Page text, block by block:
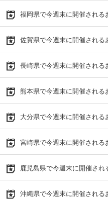
福岡県で今週末に開催される
佐賀県で今週末に開催される
長崎県で今週末に開催される
熊本県で今週末に開催される
大分県で今週末に開催される
宮崎県で今週末に開催される
鹿児島県で今週末に開催され
沖縄県で今週末に開催される